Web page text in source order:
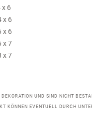
6
x 6
x 6
x 7
x 7
UND SIND NICHT
KÖNNEN EVENTUELL DURCH